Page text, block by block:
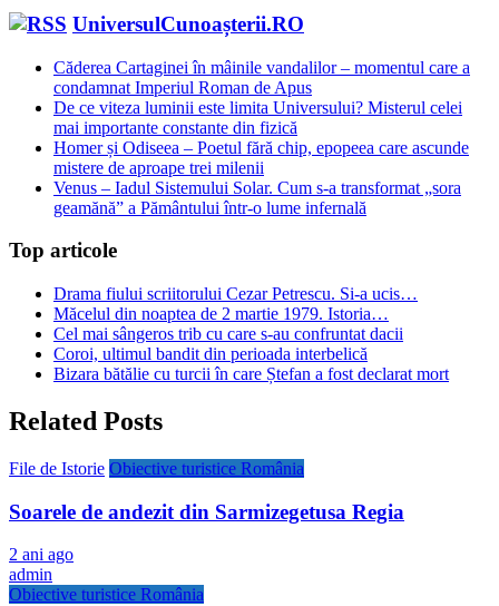
UniversulCunoașterii.RO
Căderea Cartaginei în mâinile vandalilor – momentul care a
condamnat Imperiul Roman de Apus
De ce viteza luminii este limita Universului? Misterul celei
mai importante constante din fizică
Homer și Odiseea – Poetul fără chip, epopeea care ascunde
mistere de aproape trei milenii
Venus – Iadul Sistemului Solar. Cum s-a transformat „sora
geamănă” a Pământului într-o lume infernală
Top articole
Drama fiului scriitorului Cezar Petrescu. Si-a ucis…
Măcelul din noaptea de 2 martie 1979. Istoria…
Cel mai sângeros trib cu care s-au confruntat dacii
Coroi, ultimul bandit din perioada interbelică
Bizara bătălie cu turcii în care Ștefan a fost declarat mort
Related Posts
File de Istorie Obiective turistice România
Soarele de andezit din Sarmizegetusa Regia
2 ani ago
admin
Obiective turistice România